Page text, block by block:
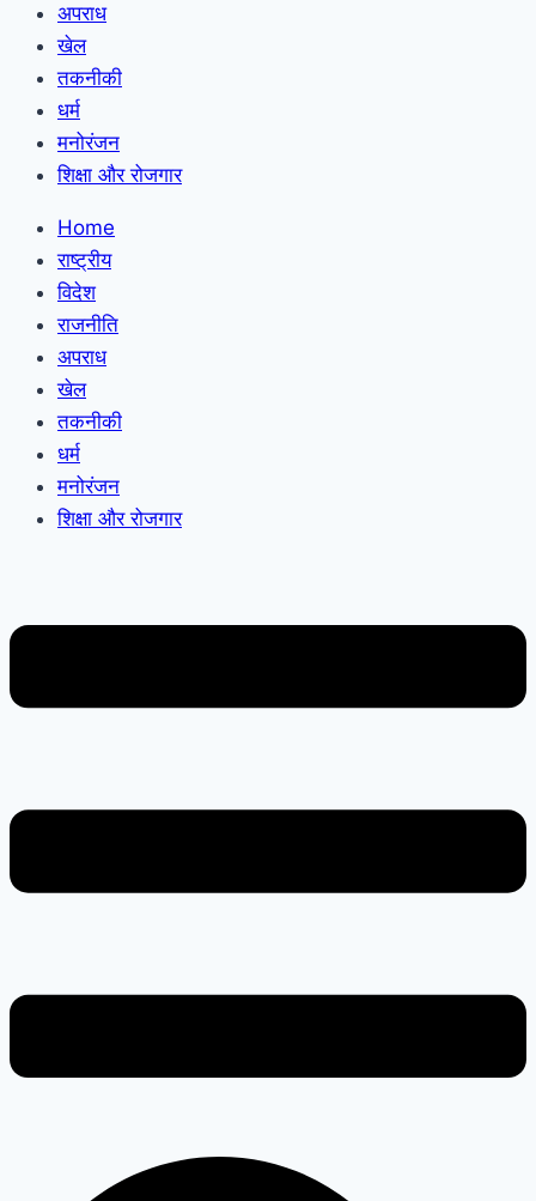
अपराध
खेल
तकनीकी
धर्म
मनोरंजन
शिक्षा और रोजगार
Home
राष्ट्रीय
विदेश
राजनीति
अपराध
खेल
तकनीकी
धर्म
मनोरंजन
शिक्षा और रोजगार